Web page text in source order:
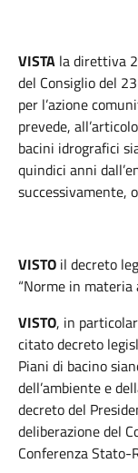
VISTA la direttiva
del Consiglio del
per l’azione
prevede,
bacini idrografici
quindici anni
successivamente,
VISTO il decreto
“Norme in materia
VISTO, in
citato decreto
Piani di bacino
dell’ambiente e
decreto del
deliberazione del
Conferenza Stato-